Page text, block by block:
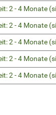
2 - 4 Monate
2 - 4 Monate
2 - 4 Monate
2 - 4 Monate
2 - 4 Monate